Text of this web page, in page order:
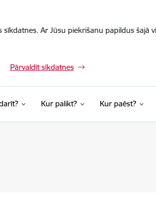
Ar Jūsu piekrišanu papildus
Pārvaldīt sīkdatnes
Kur palikt? Kur paēst?